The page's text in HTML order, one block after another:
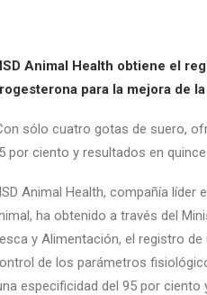
Animal Health obtiene el
para la mejora de
sólo cuatro gotas de suero,
por ciento y resultados en
Animal Health, compañía líder
ha obtenido a través del
y Alimentación, el registro de
de los parámetros
especificidad del 95 por